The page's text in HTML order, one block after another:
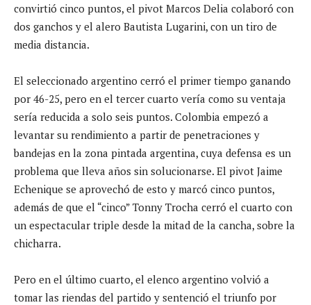
convirtió cinco puntos, el pivot Marcos Delia colaboró con
dos ganchos y el alero Bautista Lugarini, con un tiro de
media distancia.
El seleccionado argentino cerró el primer tiempo ganando
por 46-25, pero en el tercer cuarto vería como su ventaja
sería reducida a solo seis puntos. Colombia empezó a
levantar su rendimiento a partir de penetraciones y
bandejas en la zona pintada argentina, cuya defensa es un
problema que lleva años sin solucionarse. El pivot Jaime
Echenique se aprovechó de esto y marcó cinco puntos,
además de que el “cinco” Tonny Trocha cerró el cuarto con
un espectacular triple desde la mitad de la cancha, sobre la
chicharra.
Pero en el último cuarto, el elenco argentino volvió a
tomar las riendas del partido y sentenció el triunfo por